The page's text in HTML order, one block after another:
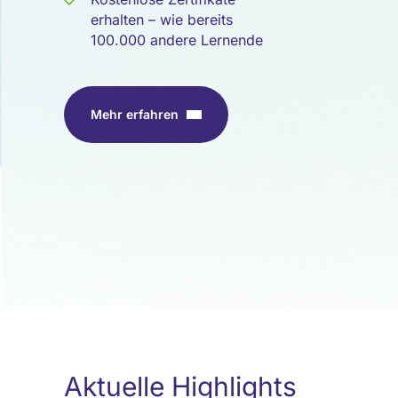
erhalten – wie bereits
100.000 andere Lernende
Mehr erfahren
Aktuelle Highlights